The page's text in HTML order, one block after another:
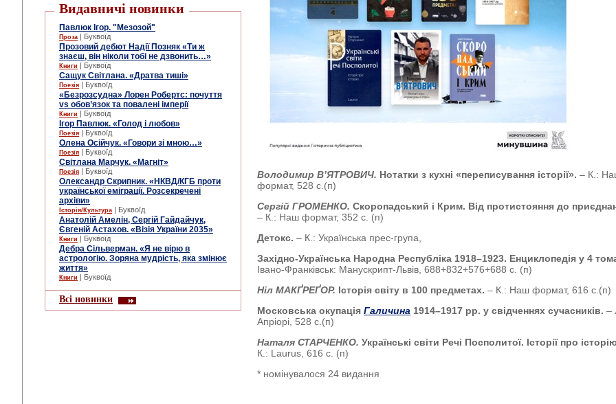
Видавничі новинки
Павлюк Ігор. "Мезозой"
Проза | Буквоїд
Прозовий дебют Надії Позняк «Ти ж
знаєш, він ніколи тобі не дзвонить…»
Книги | Буквоїд
Сащук Світлана. «Дратва тиші»
Поезія | Буквоїд
«Безрозсудна» Лорен Робертс: почуття
vs обов’язок та повалені імперії
Книги | Буквоїд
Ігор Павлюк. «Голод і любов»
Поезія | Буквоїд
Олена Осійчук. «Говори зі мною…»
Поезія | Буквоїд
Світлана Марчук. «Магніт»
Поезія | Буквоїд
Олександр Скрипник. «НКВД/КГБ проти
української еміграції. Розсекречені
архіви»
Історія/Культура | Буквоїд
Анатолій Амелін, Сергій Гайдайчук,
Євгеній Астахов. «Візія України 2035»
Книги | Буквоїд
Дебра Сільверман. «Я не вірю в
астрологію. Зоряна мудрість, яка змінює
життя»
Книги | Буквоїд
Всі новинки
Володимир В’ЯТРОВИЧ. Нотатки з кухні «переписування історії».– К.:
формат, 528 с.(п)
Сергій ГРОМЕНКО.Скоропадський і Крим. Від протистояння до
– К.: Наш формат, 352 с. (п)
Детокс.– К.: Українська прес-група,
Західно-Українська Народна Республіка 1918–1923. Енциклопедія у 4
Івано-Франківськ: Манускрипт-Львів, 688+832+576+688 с. (п)
Ніл МАКҐРЕҐОР. Історія світу в 100 предметах.– К.: Наш формат, 616 с.(п)
Московська окупаціяГаличина 1914–1917 рр. у свідченнях сучасників.–
Апріорі, 528 с.(п)
Наталя СТАРЧЕНКО.Українські світи Речі Посполитої. Історії про
К.: Laurus, 616 с. (п)
* номінувалося 24 видання